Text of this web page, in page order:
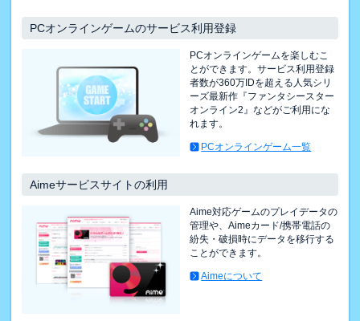
PCオンラインゲームのサービス利用登録
PCオンラインゲームを楽しむこ
とができます。サービス利用登録
者数が360万IDを超える人気シリ
ーズ最新作『ファンタシースター
オンライン2』などがご利用にな
れます。
PCオンラインゲーム一覧
Aimeサービスサイトの利用
Aime対応ゲームのプレイデータの
管理や、Aimeカード/携帯電話の
紛失・破損時にデータを移行する
ことができます。
Aimeについて